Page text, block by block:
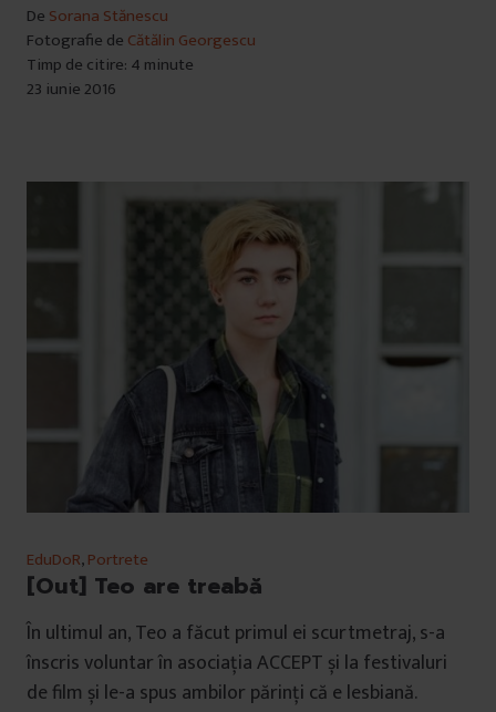
De Sorana Stănescu
Fotografie de Cătălin Georgescu
Timp de citire: 4 minute
23 iunie 2016
EduDoR,Portrete
[Out] Teo are treabă
În ultimul an, Teo a făcut primul ei scurtmetraj, s-a
înscris voluntar în asociația ACCEPT și la festivaluri
de film și le-a spus ambilor părinți că e lesbiană.